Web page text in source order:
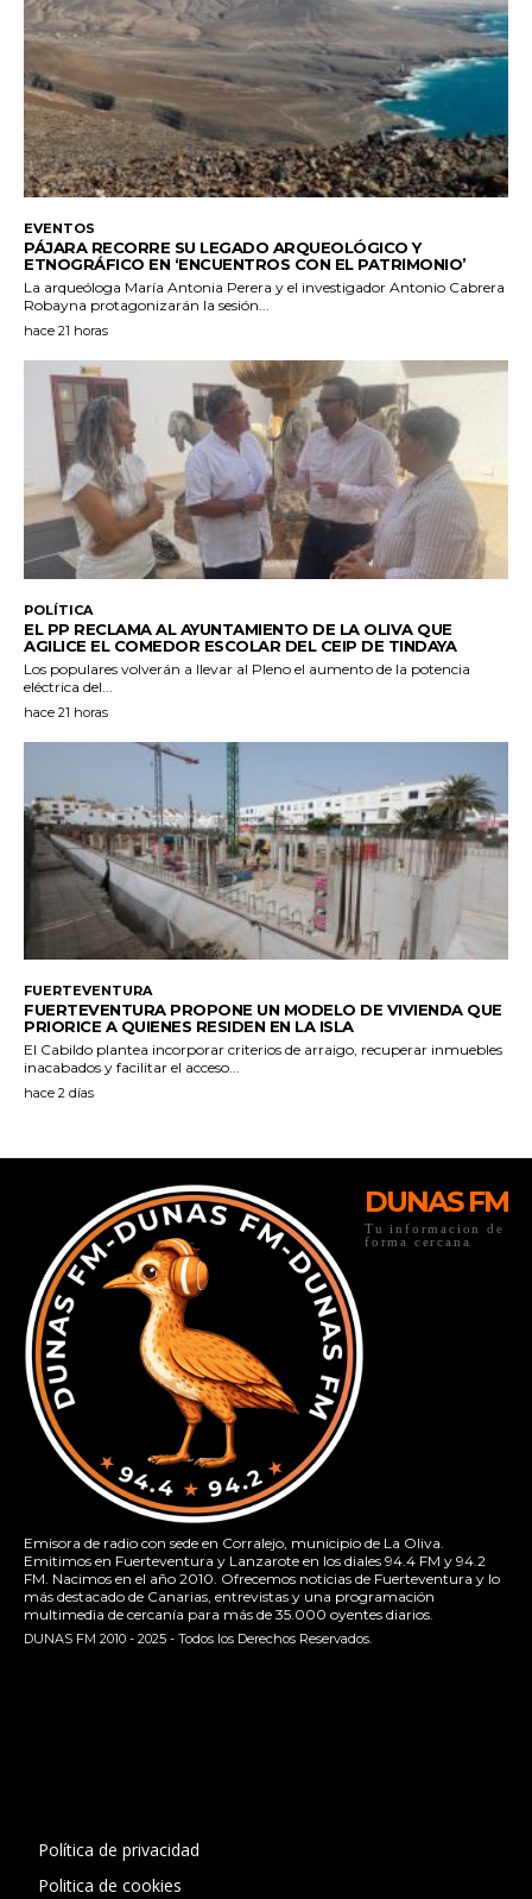
DUNAS FM
Tu informacion de
forma cercana
Emisora de radio con sede en Corralejo, municipio de La Oliva.
Emitimos en Fuerteventura y Lanzarote en los diales 94.4 FM y 94.2
FM. Nacimos en el año 2010. Ofrecemos noticias de Fuerteventura y lo
más destacado de Canarias, entrevistas y una programación
multimedia de cercanía para más de 35.000 oyentes diarios.
DUNAS FM 2010 - 2025 - Todos los Derechos Reservados.
Política de privacidad
Politica de cookies